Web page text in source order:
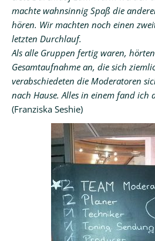
machte wahnsinnig Spaß die
hören. Wir machten noch einen
letzten Durchlauf.
Als alle Gruppen fertig waren,
Gesamtaufnahme an, die sich
verabschiedeten die Moderatoren
nach Hause. Alles in einem fand ich
(Franziska Seshie)